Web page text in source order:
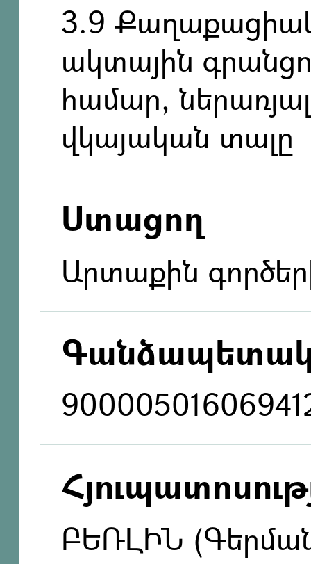
3.9
ակտային
համար,
վկայական տալը
Ստացող
Արտաքին
ԲԵՌԼԻՆ